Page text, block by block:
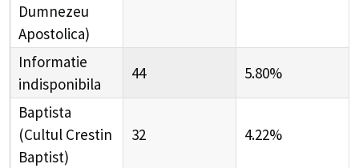
Dumnezeu
Apostolica)
Informatie
indisponibila
44 5.80%
Baptista
(Cultul Crestin
Baptist)
32 4.22%